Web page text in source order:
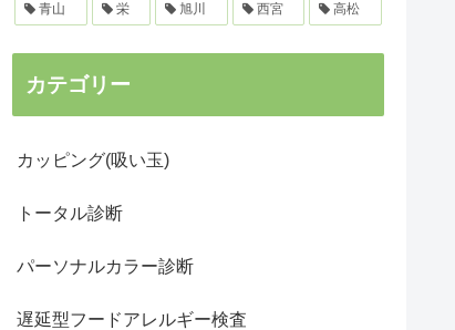
青山 栄 旭川 西宮 高松
カテゴリー
カッピング(吸い玉)
トータル診断
パーソナルカラー診断
遅延型フードアレルギー検査